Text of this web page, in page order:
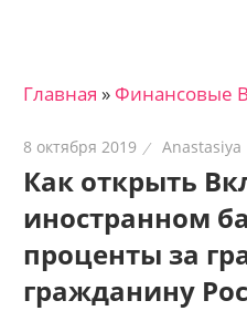
трейдеров
финансовых
рынках:
стратегии,
сигналы,
новости…
Главная » Финансовые
8 октября 2019 Anastasiya
Как открыть
иностранном
проценты за
гражданину